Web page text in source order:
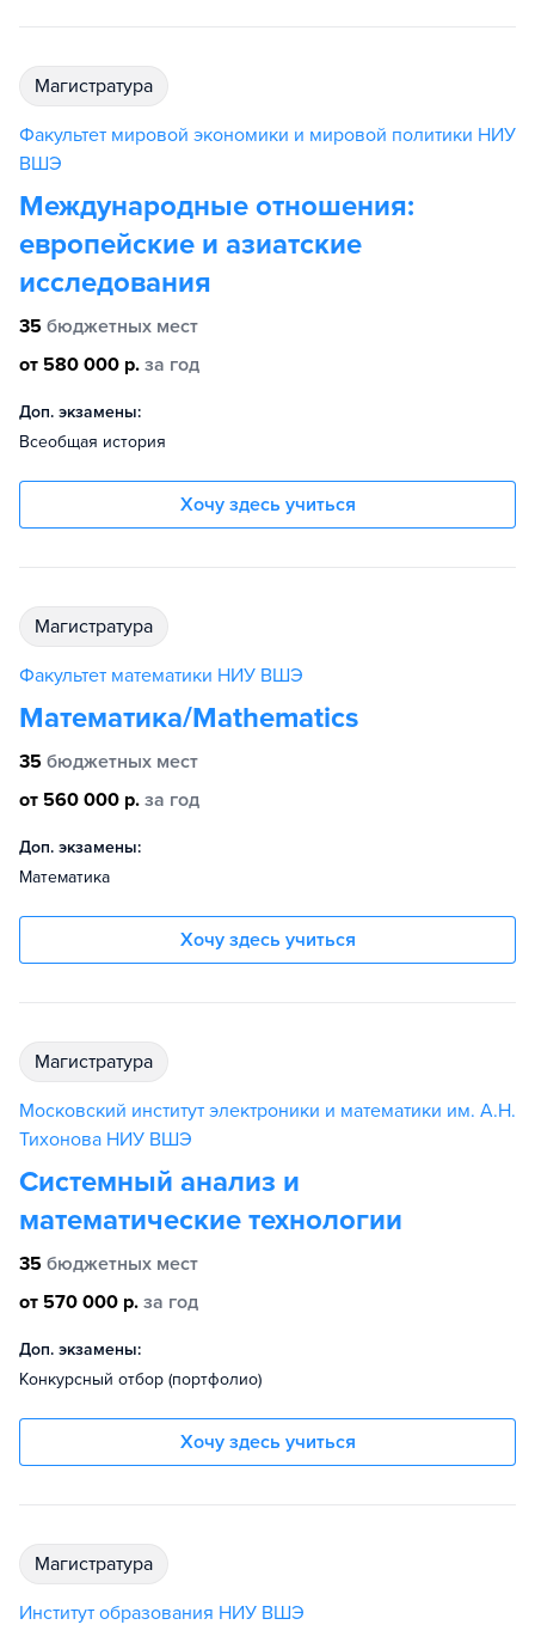
магистратура
Факультет мировой экономики и мировой политики НИУ
ВШЭ
Международные отношения:
европейские и азиатские
исследования
35 бюджетных мест
от 580 000 р. за год
Доп. экзамены:
Всеобщая история
Хочу здесь учиться
магистратура
Факультет математики НИУ ВШЭ
Математика/Mathematics
35 бюджетных мест
от 560 000 р. за год
Доп. экзамены:
Математика
Хочу здесь учиться
магистратура
Московский институт электроники и математики им. А.Н.
Тихонова НИУ ВШЭ
Системный анализ и
математические технологии
35 бюджетных мест
от 570 000 р. за год
Доп. экзамены:
Конкурсный отбор (портфолио)
Хочу здесь учиться
магистратура
Институт образования НИУ ВШЭ